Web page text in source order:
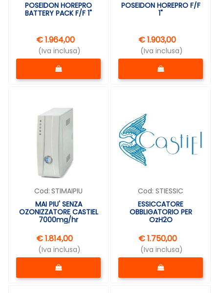
POSEIDON HOREPRO
BATTERY PACK F/F 1"
€ 1.964,00
(Iva inclusa)
Quantità
POSEIDON HOREPRO F/F
1"
€ 1.903,00
(Iva inclusa)
Quantità
Cod: STIMAIPIU
MAI PIU' SENZA
OZONIZZATORE CASTIEL
7000mg/hr
€ 1.814,00
(Iva inclusa)
Quantità
Cod: STIESSIC
ESSICCATORE
OBBLIGATORIO PER
OzH2O
€ 1.750,00
(Iva inclusa)
Quantità